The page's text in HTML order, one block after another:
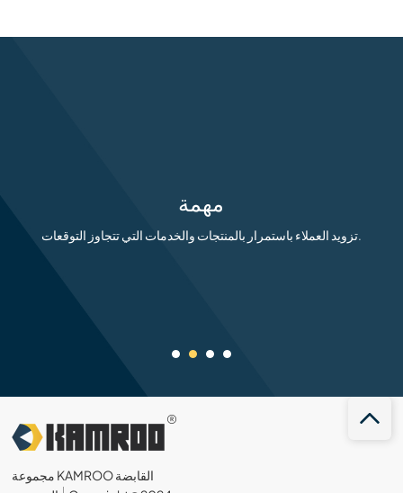
مهمة
تزويد العملاء باستمرار بالمنتجات والخدمات التي تتجاوز التوقعات.
مجموعة KAMROO القابضة